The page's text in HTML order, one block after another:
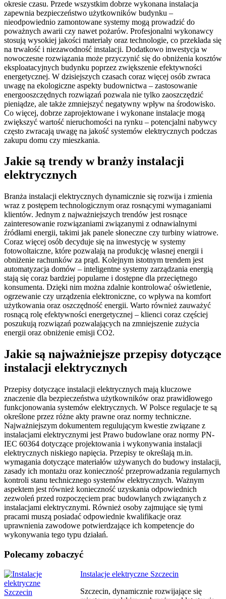
okresie czasu. Przede wszystkim dobrze wykonana instalacja
zapewnia bezpieczeństwo użytkowników budynku –
nieodpowiednio zamontowane systemy mogą prowadzić do
poważnych awarii czy nawet pożarów. Profesjonalni wykonawcy
stosują wysokiej jakości materiały oraz technologie, co przekłada się
na trwałość i niezawodność instalacji. Dodatkowo inwestycja w
nowoczesne rozwiązania może przyczynić się do obniżenia kosztów
eksploatacyjnych budynku poprzez zwiększenie efektywności
energetycznej. W dzisiejszych czasach coraz więcej osób zwraca
uwagę na ekologiczne aspekty budownictwa – zastosowanie
energooszczędnych rozwiązań pozwala nie tylko zaoszczędzić
pieniądze, ale także zmniejszyć negatywny wpływ na środowisko.
Co więcej, dobrze zaprojektowane i wykonane instalacje mogą
zwiększyć wartość nieruchomości na rynku – potencjalni nabywcy
często zwracają uwagę na jakość systemów elektrycznych podczas
zakupu domu czy mieszkania.
Jakie są trendy w branży instalacji
elektrycznych
Branża instalacji elektrycznych dynamicznie się rozwija i zmienia
wraz z postępem technologicznym oraz rosnącymi wymaganiami
klientów. Jednym z najważniejszych trendów jest rosnące
zainteresowanie rozwiązaniami związanymi z odnawialnymi
źródłami energii, takimi jak panele słoneczne czy turbiny wiatrowe.
Coraz więcej osób decyduje się na inwestycję w systemy
fotowoltaiczne, które pozwalają na produkcję własnej energii i
obniżenie rachunków za prąd. Kolejnym istotnym trendem jest
automatyzacja domów – inteligentne systemy zarządzania energią
stają się coraz bardziej popularne i dostępne dla przeciętnego
konsumenta. Dzięki nim można zdalnie kontrolować oświetlenie,
ogrzewanie czy urządzenia elektroniczne, co wpływa na komfort
użytkowania oraz oszczędność energii. Warto również zauważyć
rosnącą rolę efektywności energetycznej – klienci coraz częściej
poszukują rozwiązań pozwalających na zmniejszenie zużycia
energii oraz obniżenie emisji CO2.
Jakie są najważniejsze przepisy dotyczące
instalacji elektrycznych
Przepisy dotyczące instalacji elektrycznych mają kluczowe
znaczenie dla bezpieczeństwa użytkowników oraz prawidłowego
funkcjonowania systemów elektrycznych. W Polsce regulacje te są
określone przez różne akty prawne oraz normy techniczne.
Najważniejszym dokumentem regulującym kwestie związane z
instalacjami elektrycznymi jest Prawo budowlane oraz normy PN-
IEC 60364 dotyczące projektowania i wykonywania instalacji
elektrycznych niskiego napięcia. Przepisy te określają m.in.
wymagania dotyczące materiałów używanych do budowy instalacji,
zasady ich montażu oraz konieczność przeprowadzania regularnych
kontroli stanu technicznego systemów elektrycznych. Ważnym
aspektem jest również konieczność uzyskania odpowiednich
zezwoleń przed rozpoczęciem prac budowlanych związanych z
instalacjami elektrycznymi. Również osoby zajmujące się tymi
pracami muszą posiadać odpowiednie kwalifikacje oraz
uprawnienia zawodowe potwierdzające ich kompetencje do
wykonywania tego typu działań.
Polecamy zobaczyć
Instalacje elektryczne Szczecin
Szczecin, dynamicznie rozwijające się
Nawigacja
wpisu